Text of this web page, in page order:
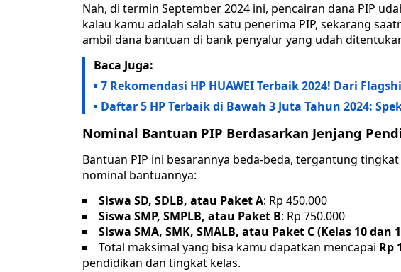
Nah, di termin September 2024 ini, pencairan dana PIP
kalau kamu adalah salah satu penerima PIP, sekarang
ambil dana bantuan di bank penyalur yang udah
Baca Juga:
7 Rekomendasi HP HUAWEI Terbaik 2024! Dari
Daftar 5 HP Terbaik di Bawah 3 Juta Tahun 2024:
Nominal Bantuan PIP Berdasarkan Jenjang
Bantuan PIP ini besarannya beda-beda, tergantung
nominal bantuannya:
Siswa SD, SDLB, atau Paket A: Rp 450.000
Siswa SMP, SMPLB, atau Paket B: Rp 750.000
Siswa SMA, SMK, SMALB, atau Paket C (Kelas 10 dan
Total maksimal yang bisa kamu dapatkan mencapai Rp
pendidikan dan tingkat kelas.